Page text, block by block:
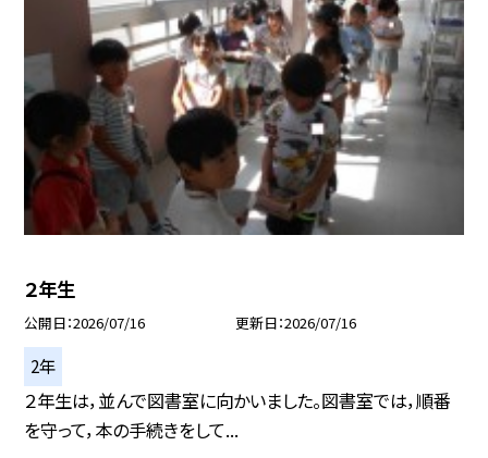
２年生
公開日 2026/07/16 更新日 2026/07/16
2年
２年生は，並んで図書室に向かいました。図書室では，順番
を守って，本の手続きをして...